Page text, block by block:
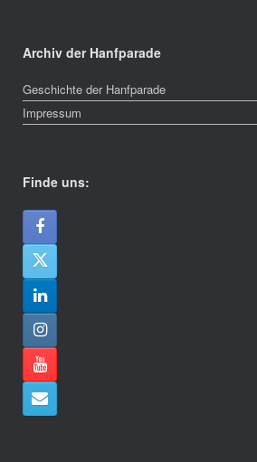
Archiv der Hanfparade
Geschichte der Hanfparade
Impressum
Finde uns: